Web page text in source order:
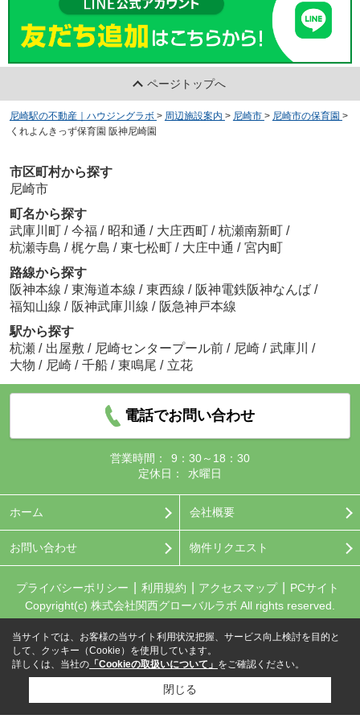
ページトップへ
尼崎駅の不動産｜ハウジングラボ > 周辺施設案内 > 尼崎市 > 尼崎市の保育園 >
くれよんきっず保育園 阪神尼崎園
市区町村から探す
尼崎市
町名から探す
武庫川町 / 今福 / 昭和通 / 大庄西町 / 杭瀬南新町 /
杭瀬寺島 / 梶ケ島 / 東七松町 / 大庄中通 / 宮内町
路線から探す
阪神本線 / 東海道本線 / 東西線 / 阪神電鉄阪神なんば /
福知山線 / 阪神武庫川線 / 阪急神戸本線
駅から探す
杭瀬 / 出屋敷 / 尼崎センタープール前 / 尼崎 / 武庫川
/
大物 / 尼崎 / 千船 / 東鳴尾 / 立花
電話でお問い合わせ
営業時間：
9：30～18：30
定休日：
水曜日
ホーム 会社概要
お問い合わせ 物件リクエスト
プライバシーポリシー 利用規約 アクセスマップ
PCサイト
Copyright(c) 株式会社関西グローバルラボ All rights reserved.
当サイトでは、お客様の当サイト利用状況把握、サービス向上検討を目的と
して、クッキー（Cookie）を使用しています。
詳しくは、当社の 「Cookieの取扱いについて」 をご確認ください。
閉じる